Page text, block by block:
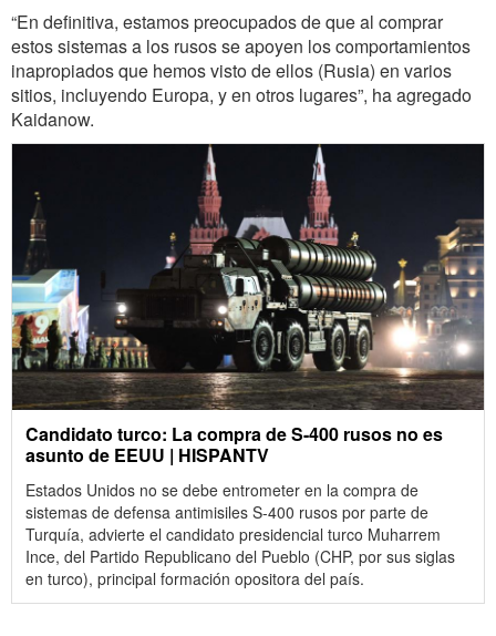
“En definitiva, estamos preocupados de que al comprar
estos sistemas a los rusos se apoyen los comportamientos
inapropiados que hemos visto de ellos (Rusia) en varios
sitios, incluyendo Europa, y en otros lugares”, ha agregado
Kaidanow.
Candidato turco: La compra de S-400 rusos no es
asunto de EEUU | HISPANTV
Estados Unidos no se debe entrometer en la compra de
sistemas de defensa antimisiles S-400 rusos por parte de
Turquía, advierte el candidato presidencial turco Muharrem
Ince, del Partido Republicano del Pueblo (CHP, por sus siglas
en turco), principal formación opositora del país.